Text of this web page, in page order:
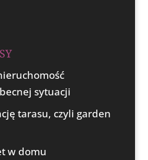
sytuacji
tarasu, czyli garden
w domu